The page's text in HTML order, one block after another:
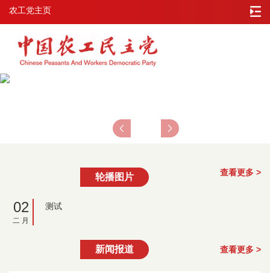
农工党主页
轮播图片 查看更多 >
02
二 月
测试
新闻报道 查看更多 >